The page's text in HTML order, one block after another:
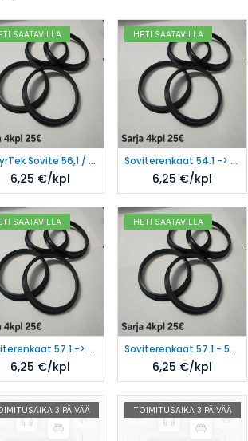
SAATAVILLA
SteyrTek Sovite 56,1 / 57,1
6,25 €/kpl
HETI SAATAVILLA
Soviterenkaat 54.1 -> 52.1
6,25 €/kpl
SAATAVILLA
Soviterenkaat 57.1 -> 52.1
6,25 €/kpl
HETI SAATAVILLA
Soviterenkaat 57.1 - 54.1
6,25 €/kpl
3 PÄIVÄÄ TOIMITUSAIKA 3 PÄIVÄÄ